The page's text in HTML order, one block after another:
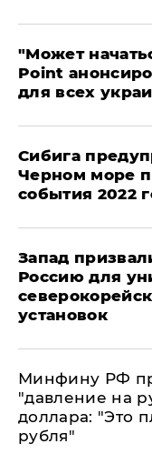
"Может
Point
для всех
Сибига
Черном море
события 2022
Запад
Россию для
установок
Минфину РФ
"давление на
доллара: "Это
рубля"